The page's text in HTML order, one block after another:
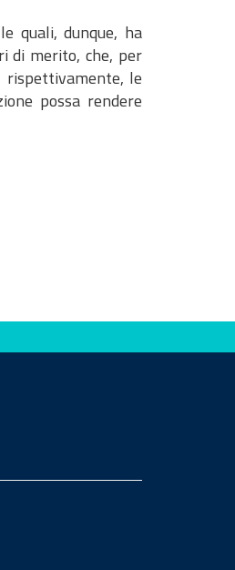
quali, dunque, ha
di merito, che, per
rispettivamente, le
possa rendere